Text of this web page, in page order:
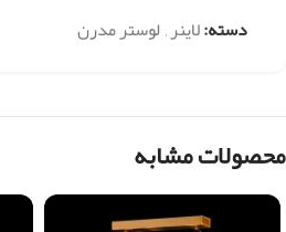
دسته:لاینر,لوستر مدرن
محصولات مشابه